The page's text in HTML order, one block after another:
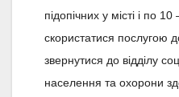
підопічних у місті і по
скористатися послугою
звернутися до відділу
населення та охорони